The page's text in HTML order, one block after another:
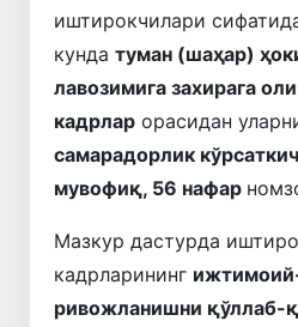
иштирокчилари
кунда туман (шаҳар)
лавозимига захирага
кадрлар орасидан
самарадорлик
мувофиқ, 56 нафар
Мазкур дастурда
кадрларининг
ривожланишни қўллаб-